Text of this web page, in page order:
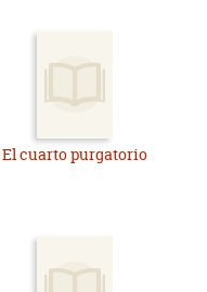
El cuarto purgatorio